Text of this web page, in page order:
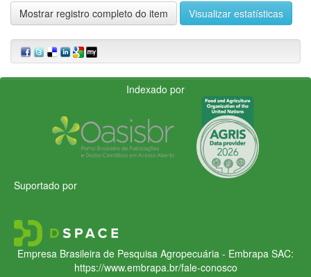
Mostrar registro completo do item Visualizar estatísticas
Indexado por
Suportado por
Empresa Brasileira de Pesquisa Agropecuária - Embrapa SAC:
https://www.embrapa.br/fale-conosco